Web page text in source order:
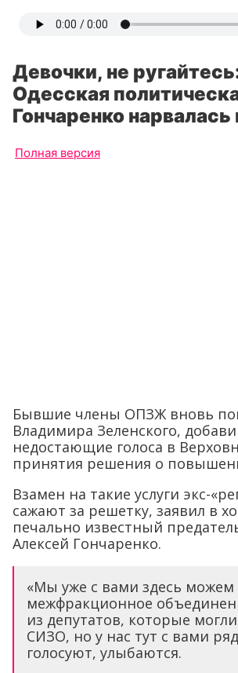
Девочки, не
Одесская
Гончаренко нарвалась
Полная версия
Бывшие члены ОПЗЖ вновь
Владимира Зеленского,
недостающие голоса в
принятия решения о
Взамен на такие услуги экс-
сажают за решетку, заявил в
печально известный
Алексей Гончаренко.
«Мы уже с вами здесь можем
межфракционное
из депутатов, которые
СИЗО, но у нас тут с вами
голосуют, улыбаются.